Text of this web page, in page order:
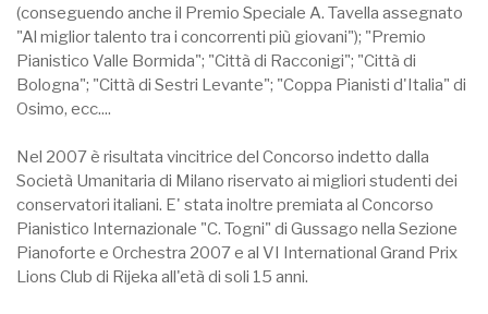
(conseguendo anche il Premio Speciale A. Tavella assegnato
"Al miglior talento tra i concorrenti più giovani"); "Premio
Pianistico Valle Bormida"; "Città di Racconigi"; "Città di
Bologna"; "Città di Sestri Levante"; "Coppa Pianisti d'Italia" di
Osimo, ecc....
Nel 2007 è risultata vincitrice del Concorso indetto dalla
Società Umanitaria di Milano riservato ai migliori studenti dei
conservatori italiani. E' stata inoltre premiata al Concorso
Pianistico Internazionale "C. Togni" di Gussago nella Sezione
Pianoforte e Orchestra 2007 e al VI International Grand Prix
Lions Club di Rijeka all'età di soli 15 anni.